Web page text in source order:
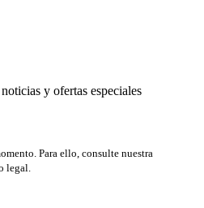
y ofertas especiales
Para ello, consulte nuestra
legal.